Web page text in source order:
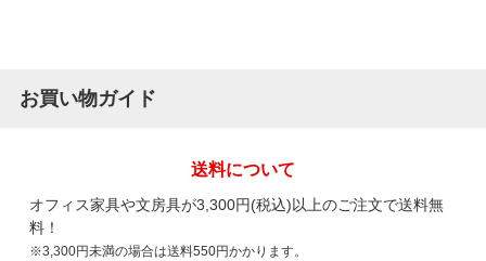
お買い物ガイド
送料について
オフィス家具や文房具が3,300円(税込)以上のご注文で送料無
料！
※3,300円未満の場合は送料550円かかります。